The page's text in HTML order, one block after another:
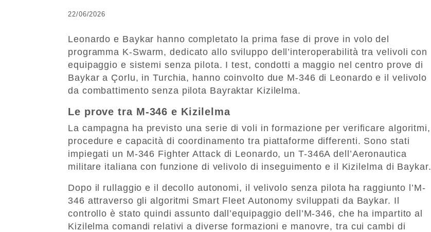
22/06/2026
Leonardo e Baykar hanno completato la prima fase di prove in volo del
programma K-Swarm, dedicato allo sviluppo dell’interoperabilità tra velivoli con
equipaggio e sistemi senza pilota. I test, condotti a maggio nel centro prove di
Baykar a Çorlu, in Turchia, hanno coinvolto due M-346 di Leonardo e il velivolo
da combattimento senza pilota Bayraktar Kizilelma.
Le prove tra M-346 e Kizilelma
La campagna ha previsto una serie di voli in formazione per verificare algoritmi,
procedure e capacità di coordinamento tra piattaforme differenti. Sono stati
impiegati un M-346 Fighter Attack di Leonardo, un T-346A dell’Aeronautica
militare italiana con funzione di velivolo di inseguimento e il Kizilelma di Baykar.
Dopo il rullaggio e il decollo autonomi, il velivolo senza pilota ha raggiunto l’M-
346 attraverso gli algoritmi Smart Fleet Autonomy sviluppati da Baykar. Il
controllo è stato quindi assunto dall’equipaggio dell’M-346, che ha impartito al
Kizilelma comandi relativi a diverse formazioni e manovre, tra cui cambi di